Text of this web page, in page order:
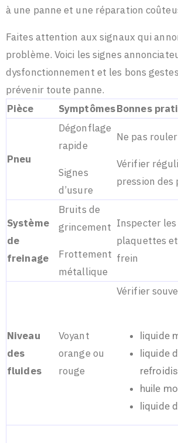
à une panne et une réparation
Faites attention aux signaux qui
problème. Voici les signes
dysfonctionnement et les bons
prévenir toute panne.
Pièce
SymptômesBonnes
Pneu
Dégonflage
rapide
Signes
d’usure
Ne pas
Vérifier
pression des
Système
de
freinage
Bruits de
grincement
Frottement
métallique
Inspecter
plaquettes
frein
Niveau
des
fluides
Voyant
orange ou
rouge
Vérifier
liquide
liquide
huile
liquide